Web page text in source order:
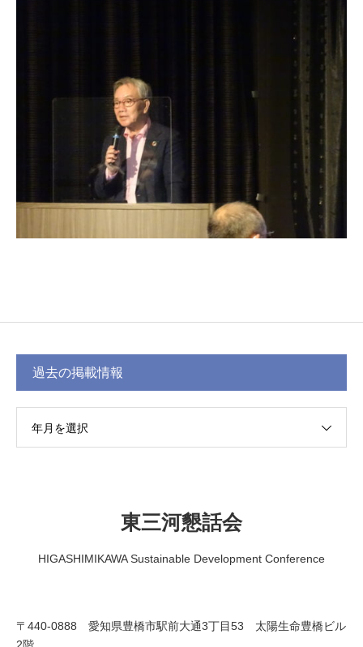
過去の掲載情報
年月を選択
東三河懇話会
HIGASHIMIKAWA Sustainable Development Conference
〒440-0888 愛知県豊橋市駅前大通3丁目53 太陽生命豊橋ビル
2階